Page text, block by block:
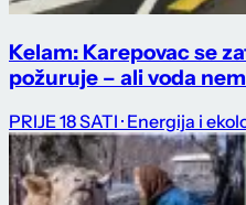
Kelam: Karepovac se
požuruje – ali voda
PRIJE 18 SATI · Energija i